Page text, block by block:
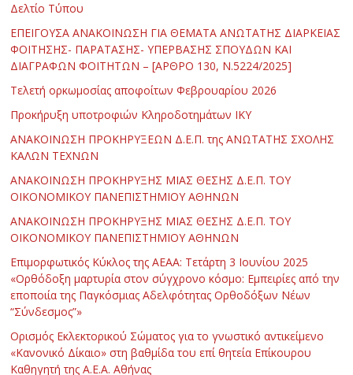
Δελτίο Τύπου
ΕΠΕΙΓΟΥΣΑ ΑΝΑΚΟΙΝΩΣΗ ΓΙΑ ΘΕΜΑΤΑ ΑΝΩΤΑΤΗΣ ΔΙΑΡΚΕΙΑΣ
ΦΟΙΤΗΣΗΣ- ΠΑΡΑΤΑΣΗΣ- ΥΠΕΡΒΑΣΗΣ ΣΠΟΥΔΩΝ ΚΑΙ
ΔΙΑΓΡΑΦΩΝ ΦΟΙΤΗΤΩΝ – [ΑΡΘΡΟ 130, Ν.5224/2025]
Τελετή ορκωμοσίας αποφοίτων Φεβρουαρίου 2026
Προκήρυξη υποτροφιών Κληροδοτημάτων ΙΚΥ
ΑΝΑΚΟΙΝΩΣΗ ΠΡΟΚΗΡΥΞΕΩΝ Δ.Ε.Π. της ΑΝΩΤΑΤΗΣ ΣΧΟΛΗΣ
ΚΑΛΩΝ ΤΕΧΝΩΝ
ΑΝΑΚΟΙΝΩΣΗ ΠΡΟΚΗΡΥΞΗΣ ΜΙΑΣ ΘΕΣΗΣ Δ.Ε.Π. ΤΟΥ
ΟΙΚΟΝΟΜΙΚΟΥ ΠΑΝΕΠΙΣΤΗΜΙΟΥ ΑΘΗΝΩΝ
ΑΝΑΚΟΙΝΩΣΗ ΠΡΟΚΗΡΥΞΗΣ ΜΙΑΣ ΘΕΣΗΣ Δ.Ε.Π. ΤΟΥ
ΟΙΚΟΝΟΜΙΚΟΥ ΠΑΝΕΠΙΣΤΗΜΙΟΥ ΑΘΗΝΩΝ
Επιμορφωτικός Κύκλος της ΑΕΑΑ: Τετάρτη 3 Ιουνίου 2025
«Ορθόδοξη μαρτυρία στον σύγχρονο κόσμο: Εμπειρίες από την
εποποιία της Παγκόσμιας Αδελφότητας Ορθοδόξων Νέων
“Σύνδεσμος”»
Ορισμός Εκλεκτορικού Σώματος για το γνωστικό αντικείμενο
«Κανονικό Δίκαιο» στη βαθμίδα του επί θητεία Επίκουρου
Καθηγητή της Α.Ε.Α. Αθήνας